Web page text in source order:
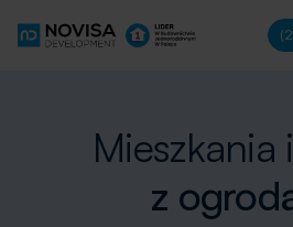
Mieszkania i
z